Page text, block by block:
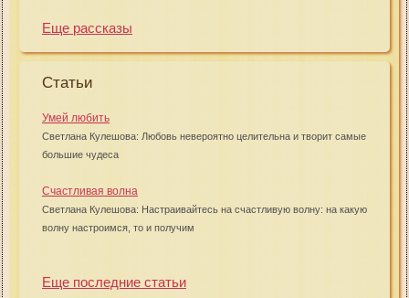
Еще рассказы
Статьи
Умей любить
Светлана Кулешова: Любовь невероятно целительна и творит самые
большие чудеса
Счастливая волна
Светлана Кулешова: Настраивайтесь на счастливую волну: на какую
волну настроимся, то и получим
Еще последние статьи